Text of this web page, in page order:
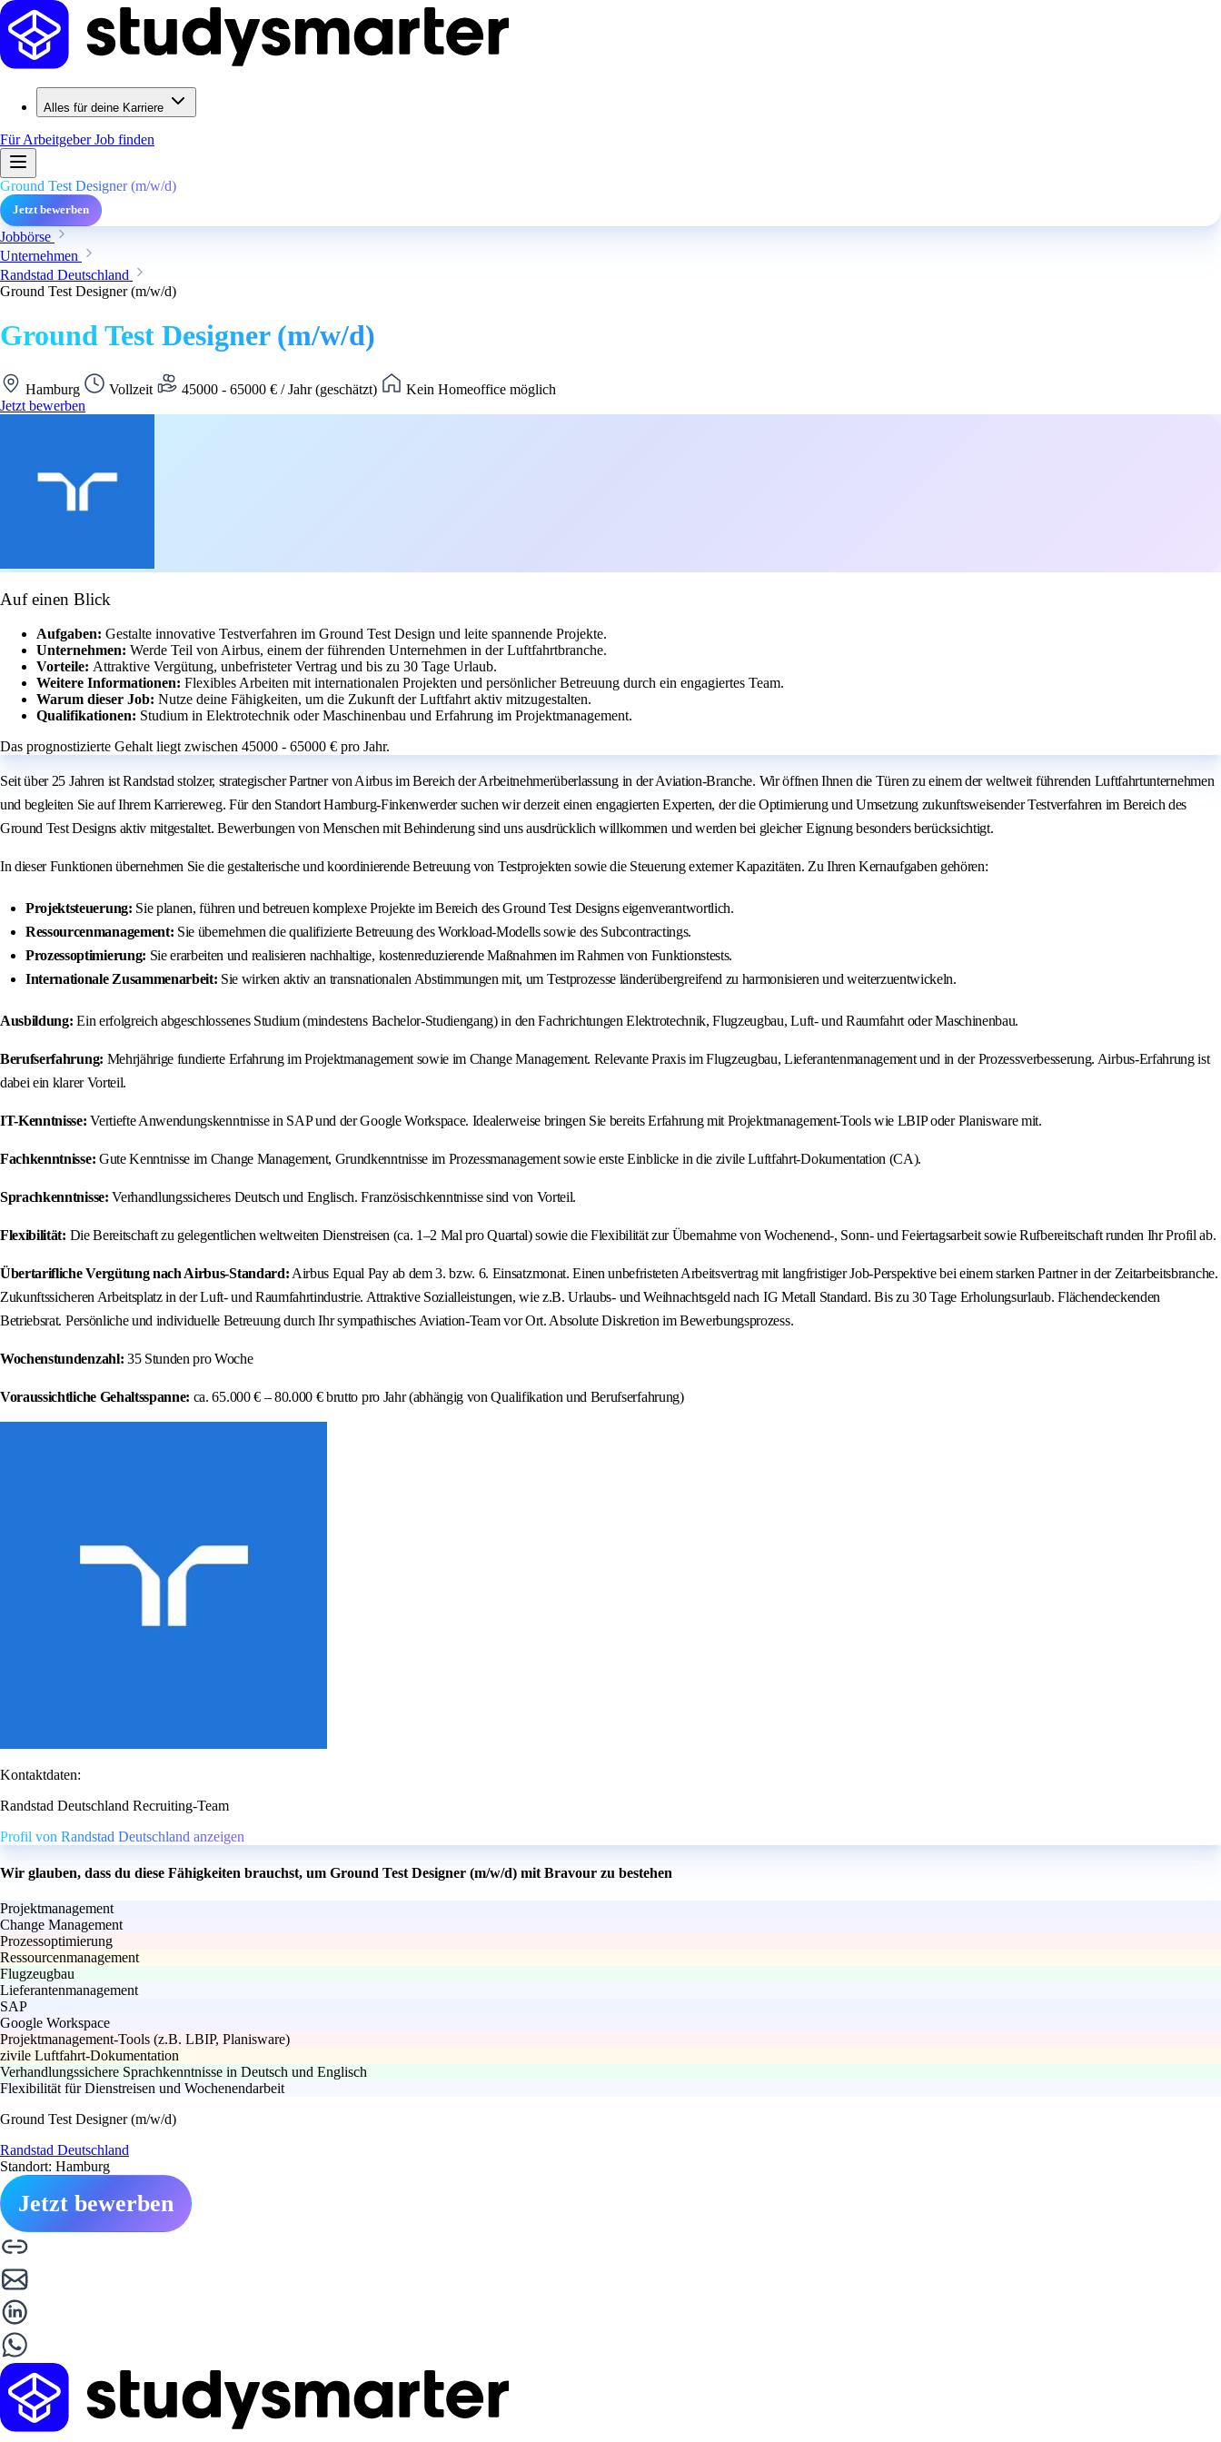
Alles für deine Karriere
Für ArbeitgeberJob finden
Ground Test Designer (m/w/d)
Jetzt bewerben
Jobbörse
Unternehmen
Randstad Deutschland
Ground Test Designer (m/w/d)
Ground Test Designer (m/w/d)
Hamburg Vollzeit 45000 - 65000 € / Jahr (geschätzt)
Kein Homeoffice möglich
Jetzt bewerben
Auf einen Blick
Aufgaben: Gestalte innovative Testverfahren im Ground Test Design und leite spannende Projekte.
Unternehmen: Werde Teil von Airbus, einem der führenden Unternehmen in der Luftfahrtbranche.
Vorteile: Attraktive Vergütung, unbefristeter Vertrag und bis zu 30 Tage Urlaub.
Weitere Informationen: Flexibles Arbeiten mit internationalen Projekten und persönlicher Betreuung durch ein engagiertes Team.
Warum dieser Job: Nutze deine Fähigkeiten, um die Zukunft der Luftfahrt aktiv mitzugestalten.
Qualifikationen: Studium in Elektrotechnik oder Maschinenbau und Erfahrung im Projektmanagement.
Das prognostizierte Gehalt liegt zwischen 45000 - 65000 € pro Jahr.
Seit über 25 Jahren ist Randstad stolzer, strategischer Partner von Airbus im Bereich der Arbeitnehmerüberlassung in der Aviation-Branche. Wir öffnen Ihnen die Türen zu einem der weltweit führenden Luftfahrtunternehmen
und begleiten Sie auf Ihrem Karriereweg. Für den Standort Hamburg-Finkenwerder suchen wir derzeit einen engagierten Experten, der die Optimierung und Umsetzung zukunftsweisender Testverfahren im Bereich des
Ground Test Designs aktiv mitgestaltet. Bewerbungen von Menschen mit Behinderung sind uns ausdrücklich willkommen und werden bei gleicher Eignung besonders berücksichtigt.
In dieser Funktionen übernehmen Sie die gestalterische und koordinierende Betreuung von Testprojekten sowie die Steuerung externer Kapazitäten. Zu Ihren Kernaufgaben gehören:
Projektsteuerung: Sie planen, führen und betreuen komplexe Projekte im Bereich des Ground Test Designs eigenverantwortlich.
Ressourcenmanagement: Sie übernehmen die qualifizierte Betreuung des Workload-Modells sowie des Subcontractings.
Prozessoptimierung: Sie erarbeiten und realisieren nachhaltige, kostenreduzierende Maßnahmen im Rahmen von Funktionstests.
Internationale Zusammenarbeit: Sie wirken aktiv an transnationalen Abstimmungen mit, um Testprozesse länderübergreifend zu harmonisieren und weiterzuentwickeln.
Ausbildung: Ein erfolgreich abgeschlossenes Studium (mindestens Bachelor-Studiengang) in den Fachrichtungen Elektrotechnik, Flugzeugbau, Luft- und Raumfahrt oder Maschinenbau.
Berufserfahrung: Mehrjährige fundierte Erfahrung im Projektmanagement sowie im Change Management. Relevante Praxis im Flugzeugbau, Lieferantenmanagement und in der Prozessverbesserung. Airbus-Erfahrung ist
dabei ein klarer Vorteil.
IT-Kenntnisse: Vertiefte Anwendungskenntnisse in SAP und der Google Workspace. Idealerweise bringen Sie bereits Erfahrung mit Projektmanagement-Tools wie LBIP oder Planisware mit.
Fachkenntnisse: Gute Kenntnisse im Change Management, Grundkenntnisse im Prozessmanagement sowie erste Einblicke in die zivile Luftfahrt-Dokumentation (CA).
Sprachkenntnisse: Verhandlungssicheres Deutsch und Englisch. Französischkenntnisse sind von Vorteil.
Flexibilität: Die Bereitschaft zu gelegentlichen weltweiten Dienstreisen (ca. 1–2 Mal pro Quartal) sowie die Flexibilität zur Übernahme von Wochenend-, Sonn- und Feiertagsarbeit sowie Rufbereitschaft runden Ihr Profil ab.
Übertarifliche Vergütung nach Airbus-Standard: Airbus Equal Pay ab dem 3. bzw. 6. Einsatzmonat. Einen unbefristeten Arbeitsvertrag mit langfristiger Job-Perspektive bei einem starken Partner in der Zeitarbeitsbranche.
Zukunftssicheren Arbeitsplatz in der Luft- und Raumfahrtindustrie. Attraktive Sozialleistungen, wie z.B. Urlaubs- und Weihnachtsgeld nach IG Metall Standard. Bis zu 30 Tage Erholungsurlaub. Flächendeckenden
Betriebsrat. Persönliche und individuelle Betreuung durch Ihr sympathisches Aviation-Team vor Ort. Absolute Diskretion im Bewerbungsprozess.
Wochenstundenzahl: 35 Stunden pro Woche
Voraussichtliche Gehaltsspanne: ca. 65.000 € – 80.000 € brutto pro Jahr (abhängig von Qualifikation und Berufserfahrung)
Kontaktdaten:
Randstad Deutschland Recruiting-Team
Profil von Randstad Deutschland anzeigen
Wir glauben, dass du diese Fähigkeiten brauchst, um Ground Test Designer (m/w/d) mit Bravour zu bestehen
Projektmanagement
Change Management
Prozessoptimierung
Ressourcenmanagement
Flugzeugbau
Lieferantenmanagement
SAP
Google Workspace
Projektmanagement-Tools (z.B. LBIP, Planisware)
zivile Luftfahrt-Dokumentation
Verhandlungssichere Sprachkenntnisse in Deutsch und Englisch
Flexibilität für Dienstreisen und Wochenendarbeit
Ground Test Designer (m/w/d)
Randstad Deutschland
Standort: Hamburg
Jetzt bewerben